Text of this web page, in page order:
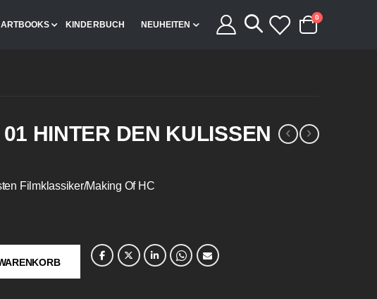
KINDERBUCH NEUHEITEN
Cart
0 Artikel
HINTER DEN KULISSEN
Filmklassiker/Making Of HC